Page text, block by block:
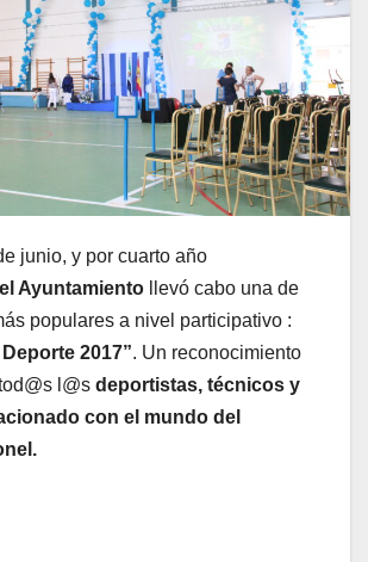
junio, y por cuarto año
el Ayuntamiento llevó cabo una de
populares a nivel participativo :
2017”. Un reconocimiento
l@s deportistas, técnicos y
con el mundo del